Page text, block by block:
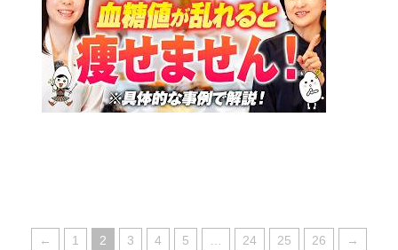
← 1 2 3 4 5 24 25 26 →